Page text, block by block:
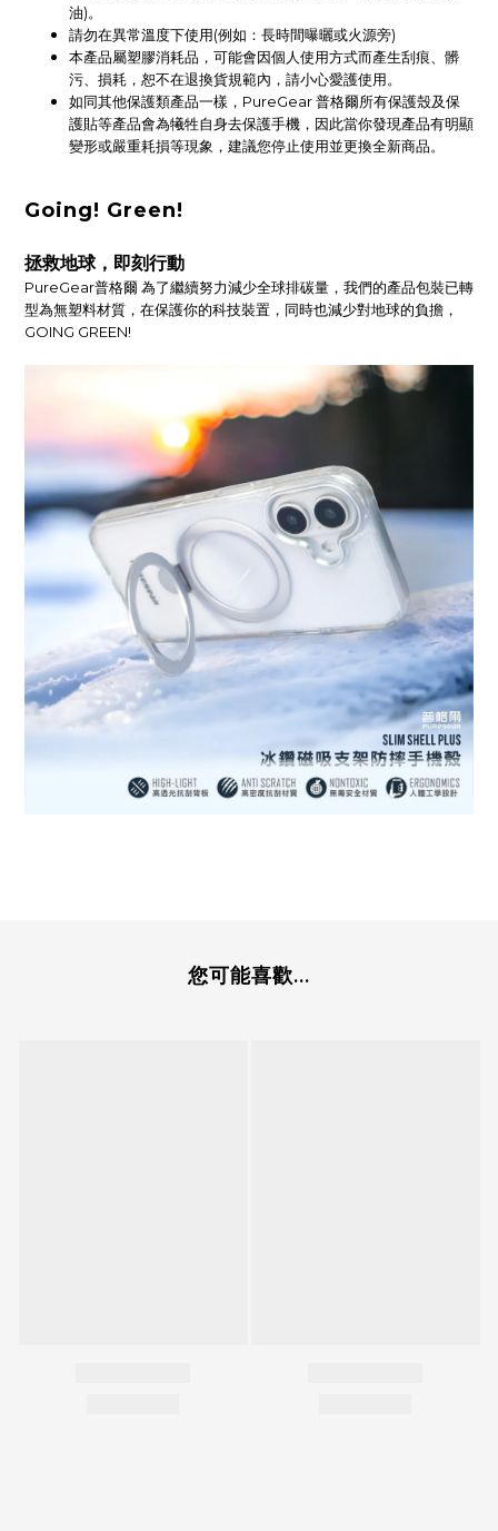
油)。
請勿在異常溫度下使用(例如：長時間曝曬或火源旁)
本產品屬塑膠消耗品，可能會因個人使用方式而產生刮痕、髒
污、損耗，恕不在退換貨規範內，請小心愛護使用。
如同其他保護類產品一樣，PureGear 普格爾所有保護殼及保
護貼等產品會為犧牲自身去保護手機，因此當你發現產品有明顯
變形或嚴重耗損等現象，建議您停止使用並更換全新商品。
Going! Green!
拯救地球，即刻行動
PureGear普格爾 為了繼續努力減少全球排碳量，我們的產品包裝已轉
型為無塑料材質，在保護你的科技裝置，同時也減少對地球的負擔，
GOING GREEN!
您可能喜歡...